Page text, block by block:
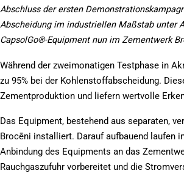
Abschluss der ersten
Abscheidung im industriellen Maßstab unter
CapsolGo®-Equipment nun im Zementwerk
Während der zweimonatigen Testphase in
zu 95% bei der Kohlenstoffabscheidung.
Zementproduktion und liefern wertvolle
Das Equipment, bestehend aus separaten,
Brocēni installiert. Darauf aufbauend laufen
Anbindung des Equipments an das
Rauchgaszufuhr vorbereitet und die